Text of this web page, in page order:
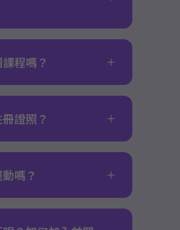
程嗎？
證照？
嗎？